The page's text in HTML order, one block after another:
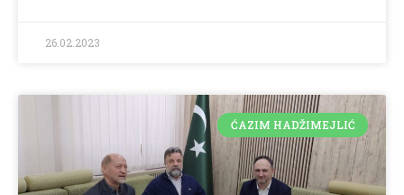
26.02.2023
ĆAZIM HADŽIMEJLIĆ